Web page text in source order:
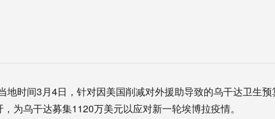
时间3月4日，针对因美国削减对外援助导致的乌干达卫生预
为乌干达募集1120万美元以应对新一轮埃博拉疫情。